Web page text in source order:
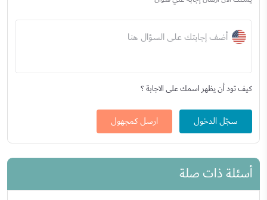
أضف إجابتك على السؤال هنا
كيف تود أن يظهر اسمك على الاجابة ؟
سجّل الدخول ارسل كمجهول
أسئلة ذات صلة